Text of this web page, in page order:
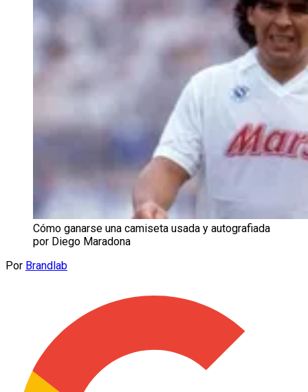
Cómo ganarse una camiseta usada y autografiada
por Diego Maradona
Por Brandlab